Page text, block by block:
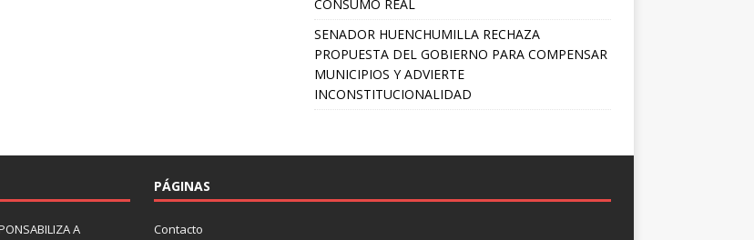
CONSUMO REAL
SENADOR HUENCHUMILLA RECHAZA
PROPUESTA DEL GOBIERNO PARA COMPENSAR
MUNICIPIOS Y ADVIERTE
INCONSTITUCIONALIDAD
A
PÁGINAS
Contacto